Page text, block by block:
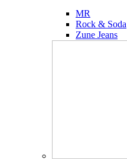
MR
Rock & Soda
Zune Jeans